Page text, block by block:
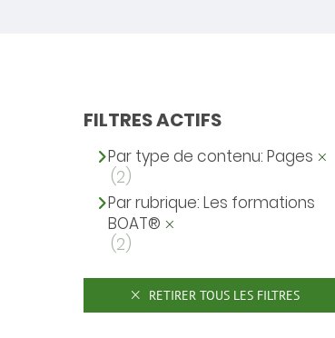
FILTRES ACTIFS
Par type de contenu: Pages
(2)
Par rubrique: Les formations
BOAT®
(2)
RETIRER TOUS LES FILTRES